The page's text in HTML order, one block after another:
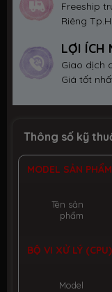
Freeship
Riêng
LỢI ÍCH
Giao dịch
Giá tốt
Thông số kỹ
MODEL SẢN PHẨM
Tên sản
phẩm
BỘ VI XỬ LÝ (CPU)
Model